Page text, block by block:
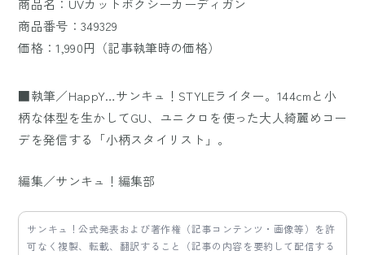
商品番号：349329
価格：1,990円（記事執筆時の価格）
■執筆／HappY…サンキュ！STYLEライター。144cmと小
柄な体型を生かしてGU、ユニクロを使った大人綺麗めコー
デを発信する「小柄スタイリスト」。
編集／サンキュ！編集部
サンキュ！公式発表および著作権（記事コンテンツ・画像等）を許
可なく複製、転載、翻訳すること（記事の内容を要約して配信する